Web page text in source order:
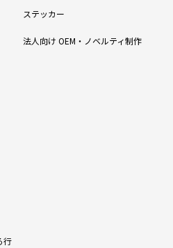
ステッカー
法人向け OEM・ノベルティ制作
行